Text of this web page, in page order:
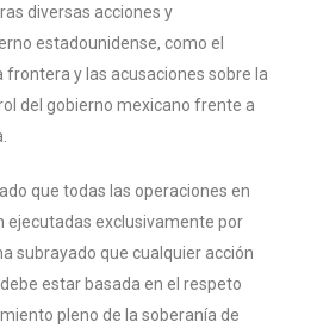
diversas acciones y
estadounidense, como el
frontera y las acusaciones sobre la
del gobierno mexicano frente a
que todas las operaciones en
ejecutadas exclusivamente por
subrayado que cualquier acción
estar basada en el respeto
pleno de la soberanía de